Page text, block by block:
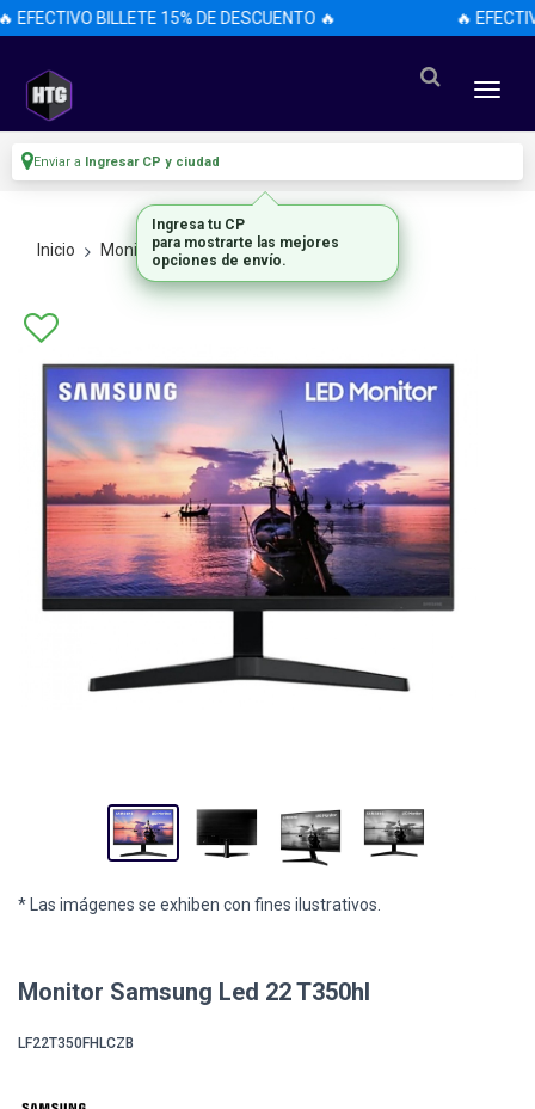
EFECTIVO BILLETE 15% DE DESCUENTO 🔥 🔥
Enviar a Ingresar CP y ciudad
Inicio Monitores Todos Los Monitores
* Las imágenes se exhiben con fines ilustrativos.
Monitor Samsung Led 22 T350hl
LF22T350FHLCZB
Ingresa tu CP
para mostrarte las mejores
opciones de envío.